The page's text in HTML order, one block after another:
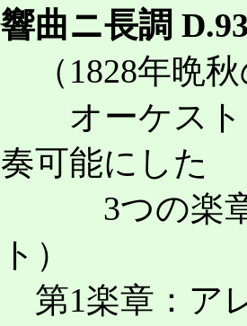
響曲ニ長調
（1828年晩
オーケスト
奏可能にした
3つの楽章
ト）
第1楽章：ア